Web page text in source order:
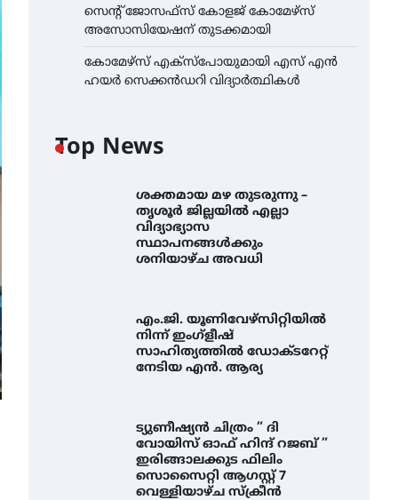
സെന്റ് ജോസഫ്സ് കോളജ് കോമേഴ്‌സ്
അസോസിയേഷന് തുടക്കമായി
കോമേഴ്സ് എക്സ്പോയുമായി എസ് എൻ
ഹയർ സെക്കൻഡറി വിദ്യാർത്ഥികൾ
Top News
ശക്തമായ മഴ തുടരുന്നു –
തൃശൂർ ജില്ലയിൽ എല്ലാ
വിദ്യാഭ്യാസ
സ്ഥാപനങ്ങൾക്കും
ശനിയാഴ്ച അവധി
എം.ജി. യൂണിവേഴ്‌സിറ്റിയിൽ
നിന്ന് ഇംഗ്ളീഷ്
സാഹിത്യത്തിൽ ഡോക്ടറേറ്റ്
നേടിയ എൻ. ആര്യ
ട്യുണീഷ്യൻ ചിത്രം ” ദി
വോയിസ് ഓഫ് ഹിന്ദ് റജബ് ”
ഇരിങ്ങാലക്കുട ഫിലിം
സൊസൈറ്റി ആഗസ്റ്റ് 7
വെള്ളിയാഴ്ച സ്‌ക്രീൻ